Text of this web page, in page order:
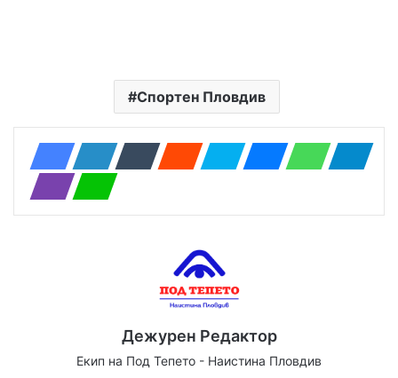
Спортен Пловдив
Дежурен Редактор
Екип на Под Тепето - Наистина Пловдив